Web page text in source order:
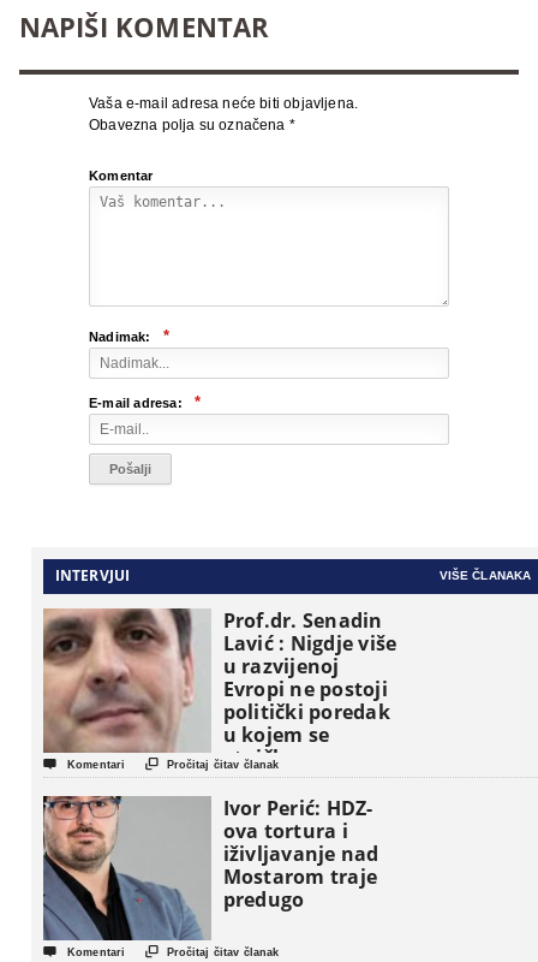
NAPIŠI KOMENTAR
Vaša e-mail adresa neće biti objavljena.
Obavezna polja su označena *
Komentar
Nadimak: *
E-mail adresa: *
INTERVJUI VIŠE ČLANAKA
Prof.dr. Senadin
Lavić : Nigdje više
u razvijenoj
Evropi ne postoji
politički poredak
u kojem se
etničke grupe
pojavljuju kao
osnovne
političke jedinice
 Komentari  Pročitaj čitav članak
Ivor Perić: HDZ-
ova tortura i
iživljavanje nad
Mostarom traje
predugo
 Komentari  Pročitaj čitav članak